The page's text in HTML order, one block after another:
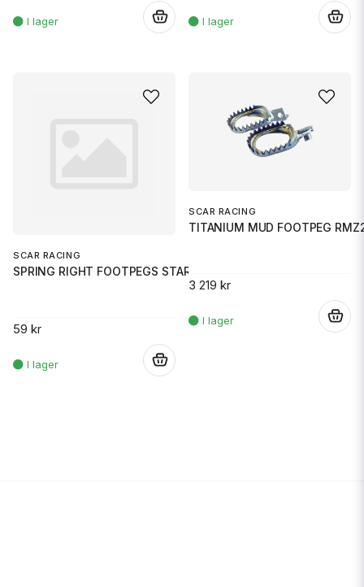
SCAR RACING
SPRING RIGHT FOOTPEGS STARK
59 kr
SCAR RACING
TITANIUM MUD FOOTPEG
3 219 kr